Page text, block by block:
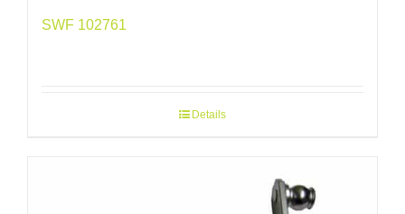
SWF 102761
Details